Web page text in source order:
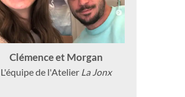
Clémence et Morgan
L'équipe de l'Atelier La Jonx